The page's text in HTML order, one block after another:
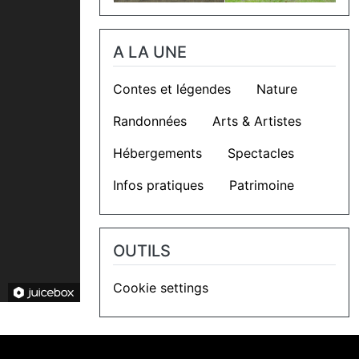
A LA UNE
Contes et légendes
Nature
Randonnées
Arts & Artistes
Hébergements
Spectacles
Infos pratiques
Patrimoine
OUTILS
Cookie settings